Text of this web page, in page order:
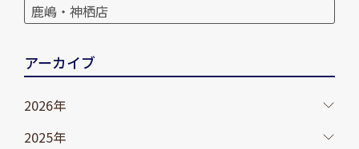
鹿嶋・神栖店
アーカイブ
2026年
2025年